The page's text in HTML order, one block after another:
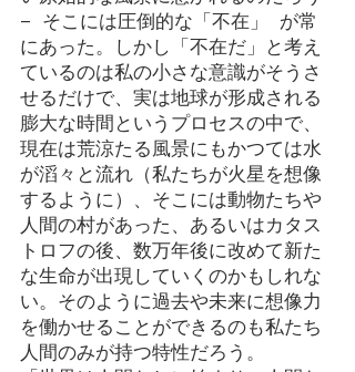
– そこには圧倒的な「不在」 が常
にあった。しかし「不在だ」と考え
ているのは私の小さな意識がそうさ
せるだけで、実は地球が形成される
膨大な時間というプロセスの中で、
現在は荒涼たる風景にもかつては水
が滔々と流れ（私たちが火星を想像
するように）、そこには動物たちや
人間の村があった、あるいはカタス
トロフの後、数万年後に改めて新た
な生命が出現していくのかもしれな
い。そのように過去や未来に想像力
を働かせることができるのも私たち
人間のみが持つ特性だろう。